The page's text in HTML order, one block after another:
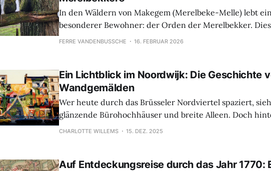
In den Wäldern von Makegem (Merelbeke-Melle) lebt
besonderer Bewohner: der Orden der Merelbekker.
Tierfiguren bilden das Herzstück von vier interaktiven
FERRE VANDENBUSSCHE 16. FEBRUAR 2026
Ein Lichtblick im Noordwijk: Die Geschichte
Wandgemälden
Wer heute durch das Brüsseler Nordviertel spaziert,
glänzende Bürohochhäuser und breite Alleen. Doch
verbirgt sich ein vergessenes Stück Stadtgeschichte. Bei
und Leben verlieh.
CHARLOTTE WILLEMS 15. DEZ. 2025
Auf Entdeckungsreise durch das Jahr 1770: